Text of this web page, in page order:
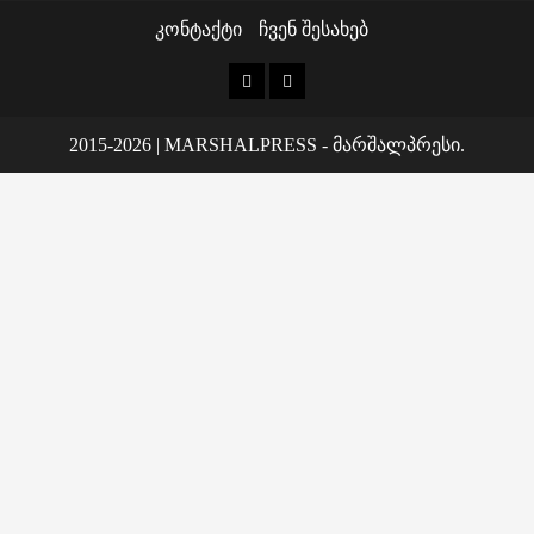
კონტაქტი ჩვენ შესახებ
კონტაქტი
ჩვენ
2015-2026 | MARSHALPRESS - მარშალპრესი.